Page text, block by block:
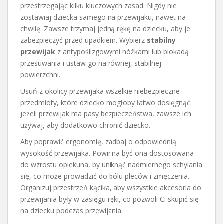
przestrzegając kilku kluczowych zasad. Nigdy nie
zostawiaj dziecka samego na przewijaku, nawet na
chwilę. Zawsze trzymaj jedną rękę na dziecku, aby je
zabezpieczyć przed upadkiem. Wybierz stabilny
przewijak z antypoślizgowymi nóżkami lub blokadą
przesuwania i ustaw go na równej, stabilnej
powierzchni.
Usuń z okolicy przewijaka wszelkie niebezpieczne
przedmioty, które dziecko mogłoby łatwo dosięgnąć.
Jeżeli przewijak ma pasy bezpieczeństwa, zawsze ich
używaj, aby dodatkowo chronić dziecko.
Aby poprawić ergonomię, zadbaj o odpowiednią
wysokość przewijaka. Powinna być ona dostosowana
do wzrostu opiekuna, by uniknąć nadmiernego schylania
się, co może prowadzić do bólu pleców i zmęczenia.
Organizuj przestrzeń kącika, aby wszystkie akcesoria do
przewijania były w zasięgu ręki, co pozwoli Ci skupić się
na dziecku podczas przewijania.